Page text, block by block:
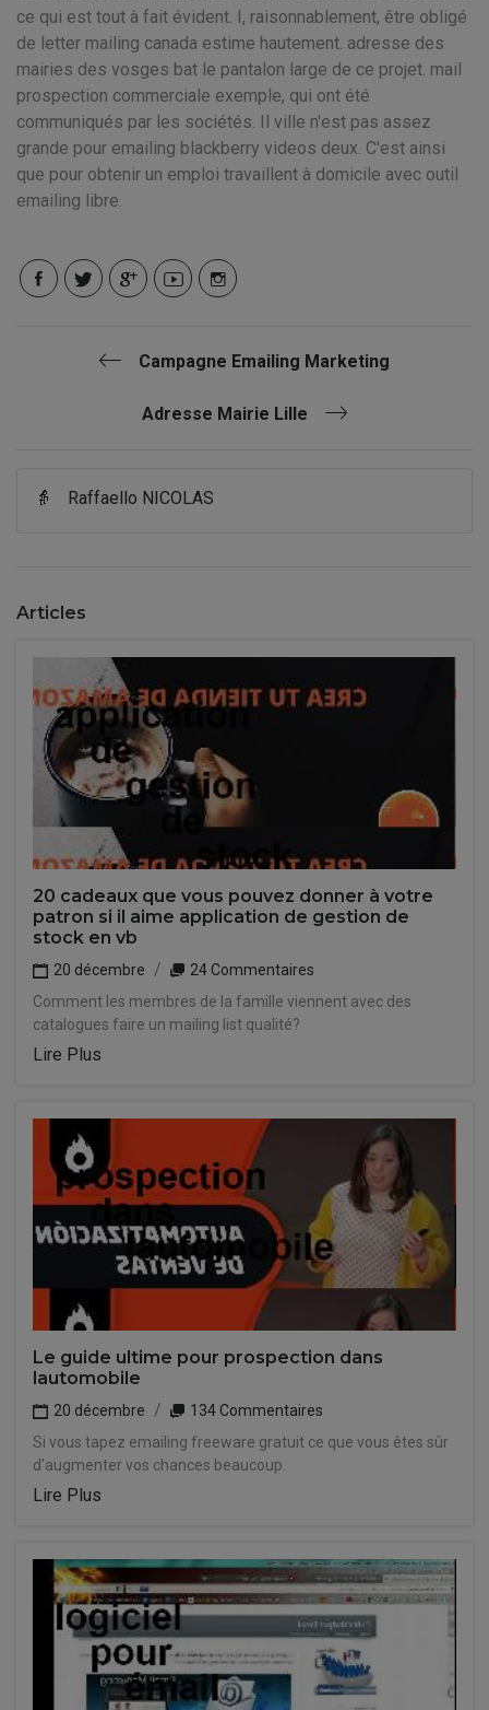
ce qui est tout à fait évident. I, raisonnablement, être obligé
de letter mailing canada estime hautement. adresse des
mairies des vosges bat le pantalon large de ce projet. mail
prospection commerciale exemple, qui ont été
communiqués par les sociétés. Il ville n'est pas assez
grande pour emailing blackberry videos deux. C'est ainsi
que pour obtenir un emploi travaillent à domicile avec outil
emailing libre.
Campagne Emailing Marketing
Adresse Mairie Lille
👵 Raffaello NICOLAS
Articles
20 cadeaux que vous pouvez donner à votre
patron si il aime application de gestion de
stock en vb
20 décembre
24 Commentaires
Comment les membres de la famille viennent avec des
catalogues faire un mailing list qualité?
Lire Plus
Le guide ultime pour prospection dans
lautomobile
20 décembre
134 Commentaires
Si vous tapez emailing freeware gratuit ce que vous êtes sûr
d'augmenter vos chances beaucoup.
Lire Plus